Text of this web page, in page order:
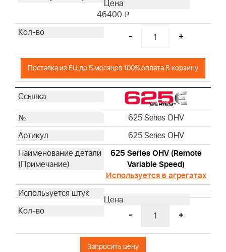
46400 i
- +
Поставка из EU до 5 месяцев 100% оплата В корзину
625 Series OHV
625 Series OHV
625 Series OHV (Remote
Variable Speed)
Используется в агрегатах
- +
Запросить цену